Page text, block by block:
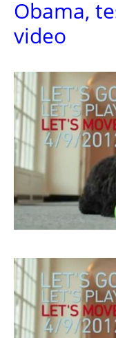
Obama,
video